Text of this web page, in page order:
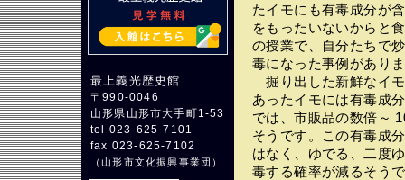
最上義光歴史館
〒990-0046
山形県山形市大手町1-53
tel 023-625-7101
fax 023-625-7102
（山形市文化振興事業団 ）
たイモにも有毒成分が
をもったいないからと
の授業で、自分たちで
毒になった事例があり
掘り出した新鮮なイ
あったイモには有毒成
では、市販品の数倍～
そうです。この有毒成
はなく、ゆでる、二度
毒する確率が減るそう